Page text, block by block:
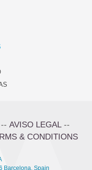
-- AVISO LEGAL --
& CONDITIONS
Barcelona, Spain